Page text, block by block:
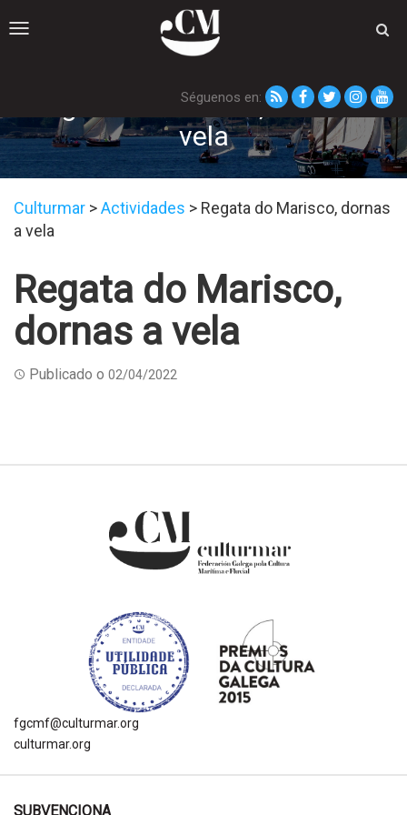
Toggle
Séguenos en:
Regata do Marisco, dornas a
vela
Culturmar >Actividades > Regata do Marisco, dornas
a vela
Regata do Marisco,
dornas a vela
Publicado o 02/04/2022
fgcmf@culturmar.org
culturmar.org
SUBVENCIONA